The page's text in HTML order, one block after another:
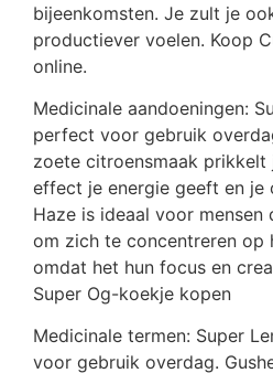
bijeenkomsten. Je zult je
productiever voelen. Koop
online.
Medicinale aandoeningen:
perfect voor gebruik
zoete citroensmaak
effect je energie geeft en je
Haze is ideaal voor
om zich te concentreren op
omdat het hun focus en
Super Og-koekje kopen
Medicinale termen: Super
voor gebruik overdag.